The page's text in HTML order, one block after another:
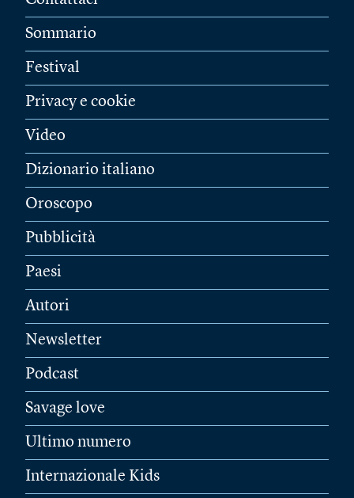
Sommario
Festival
Privacy e cookie
Video
Dizionario italiano
Oroscopo
Pubblicità
Paesi
Autori
Newsletter
Podcast
Savage love
Ultimo numero
Internazionale Kids